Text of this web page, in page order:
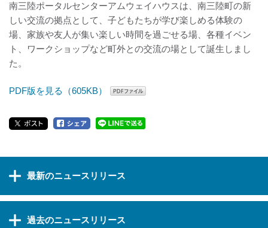
南三陸ポータルセンターアムウェイハウスは、南三陸町の新
しい交流の拠点として、子どもたちが学び楽しめる体験の
場、家族や友人が集い楽しい時間を過ごせる場、各種イベン
ト、ワークショップなど町外との交流の場として誕生しまし
た。
PDF版を見る（605KB）
最新のニュースリリース
過去のニュースリリース